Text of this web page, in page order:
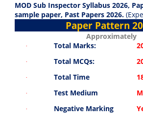
MOD Sub Inspector Syllabus 2026,
sample paper, Past Papers 2026.
Paper Pattern
Approximately
· Total Marks:
· Total MCQs:
· Total Time
· Test Medium
· Negative Marking